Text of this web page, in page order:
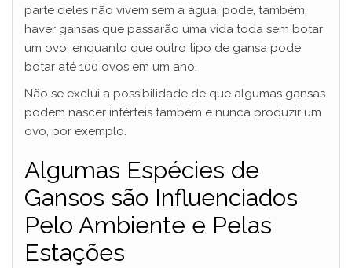
parte deles não vivem sem a água, pode, também,
haver gansas que passarão uma vida toda sem botar
um ovo, enquanto que outro tipo de gansa pode
botar até 100 ovos em um ano.
Não se exclui a possibilidade de que algumas gansas
podem nascer inférteis também e nunca produzir um
ovo, por exemplo.
Algumas Espécies de
Gansos são Influenciados
Pelo Ambiente e Pelas
Estações